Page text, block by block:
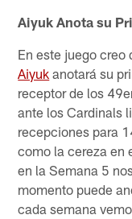
Aiyuk Anota su
En este juego creo
Aiyuk anotará su
receptor de los
ante los Cardinals
recepciones para
como la cereza en
en la Semana 5
momento puede
cada semana